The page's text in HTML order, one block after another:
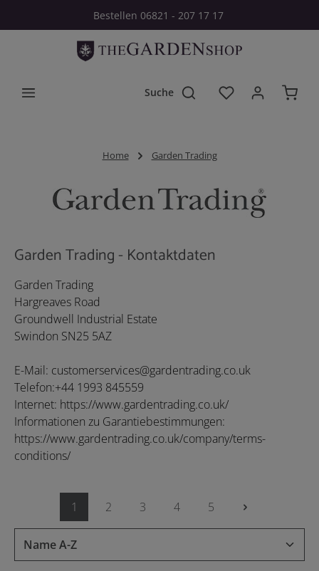
Zum Hauptinhalt springenBestellen 06821 - 207 17 17
Du hast 0
Home Garden Trading
Garden Trading - Kontaktdaten
Garden Trading
Hargreaves Road
Groundwell Industrial Estate
Swindon SN25 5AZ
E-Mail: customerservices@gardentrading.co.uk
Telefon:+44 1993 845559
Internet: https://www.gardentrading.co.uk/
Informationen zu Garantiebestimmungen:
https://www.gardentrading.co.uk/company/terms-
conditions/
Seite
1 Seite
2 Seite
3 Seite
4 Seite
5